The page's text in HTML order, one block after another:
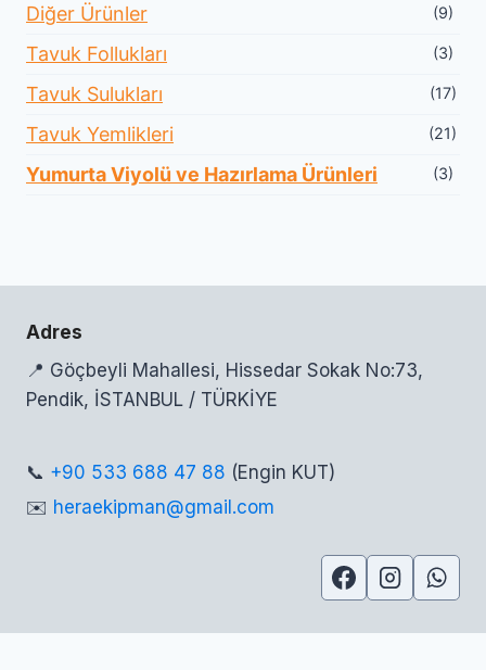
Diğer Ürünler (9)
Tavuk Follukları (3)
Tavuk Sulukları (17)
Tavuk Yemlikleri (21)
Yumurta Viyolü ve Hazırlama Ürünleri (3)
Adres
📍 Göçbeyli Mahallesi, Hissedar Sokak No:73,
Pendik, İSTANBUL / TÜRKİYE
📞 +90 533 688 47 88 (Engin KUT)
✉️ heraekipman@gmail.com